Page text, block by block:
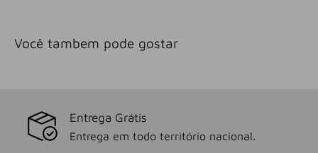
Você tambem pode gostar
Entrega Grátis
Entrega em todo território nacional.